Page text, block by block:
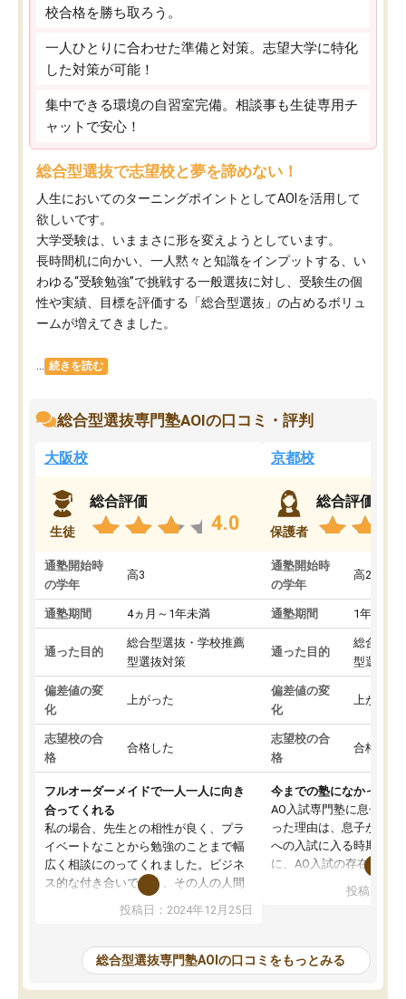
校合格を勝ち取ろう。
一人ひとりに合わせた準備と対策。志望大学に特化
した対策が可能！
集中できる環境の自習室完備。相談事も生徒専用チ
ャットで安心！
総合型選抜で志望校と夢を諦めない！
人生においてのターニングポイントとしてAOIを活用して
欲しいです。
大学受験は、いままさに形を変えようとしています。
長時間机に向かい、一人黙々と知識をインプットする、い
わゆる“受験勉強”で挑戦する一般選抜に対し、受験生の個
性や実績、目標を評価する「総合型選抜」の占めるボリュ
ームが増えてきました。
続きを読む
総合型選抜専門塾AOIの口コミ・評判
大阪校
生徒
総合評価
4.0
通塾開始時
の学年
高3
通塾期間 4ヵ月～1年未満
通った目的
総合型選抜・学校推薦
型選抜対策
偏差値の変
化
上がった
志望校の合
格
合格した
フルオーダーメイドで一人一人に向き
合ってくれる
私の場合、先生との相性が良く、プラ
イベートなことから勉強のことまで幅
広く相談にのってくれました。ビジネ
ス的な付き合いでなく、その人の人間
性までを適切に把握し、むきあってい
るなぁと強く感じることできました。
と相談すると、他の先生も紹介してく
ださり、客観的なアドバイスもいただ
くことができました（志望理由・自己
投稿日：2024年12月25日
京都校
保護者
総合評価
通塾開始時
の学年
高2
通塾期間 1年以上
通った目的
総合型選
型選抜対
偏差値の変
化
上がった
志望校の合
格
合格した
今までの塾になかった
AO入試専門塾に息子を
った理由は、息子が高校
への入試に入る時期に差
に、AO入試の存在を息
たことから、AOIに入塾
で、AO入試を改めて知
それに対しての具体的な
ことでした。更に子供の
投稿日：
総合型選抜専門塾AOIの口コミをもっとみる